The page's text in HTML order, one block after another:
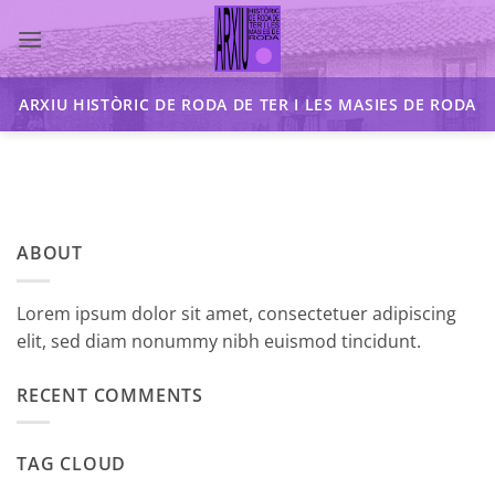
to
content
ARXIU HISTÒRIC DE RODA DE TER I LES MASIES DE RODA
ABOUT
Lorem ipsum dolor sit amet, consectetuer adipiscing
elit, sed diam nonummy nibh euismod tincidunt.
RECENT COMMENTS
TAG CLOUD